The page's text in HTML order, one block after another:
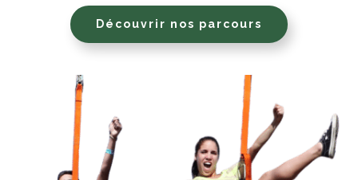
Découvrir nos parcours